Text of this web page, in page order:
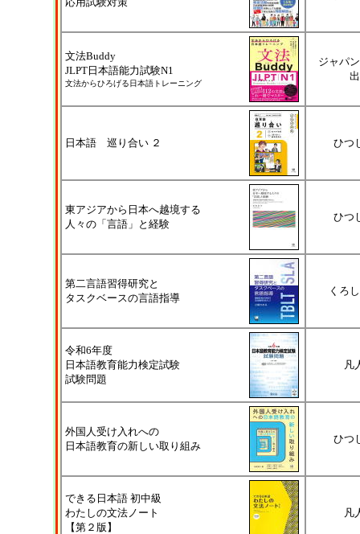
文法Buddy
JLPT日本語能力試験N1
文法からひろげる日本語トレーニング
ジャパ
日本語 巡り合い ２ ひつ
東アジアから日本へ越境する
人々の「言語」と経験
ひつ
第二言語習得研究と
タスクベースの言語指導
くろ
令和6年度
日本語教育能力検定試験
試験問題
凡
外国人受け入れへの
日本語教育の新しい取り組み
ひつ
できる日本語 初中級
わたしの文法ノート
【第２版】
凡